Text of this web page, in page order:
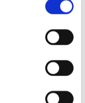
skat. sadaļā